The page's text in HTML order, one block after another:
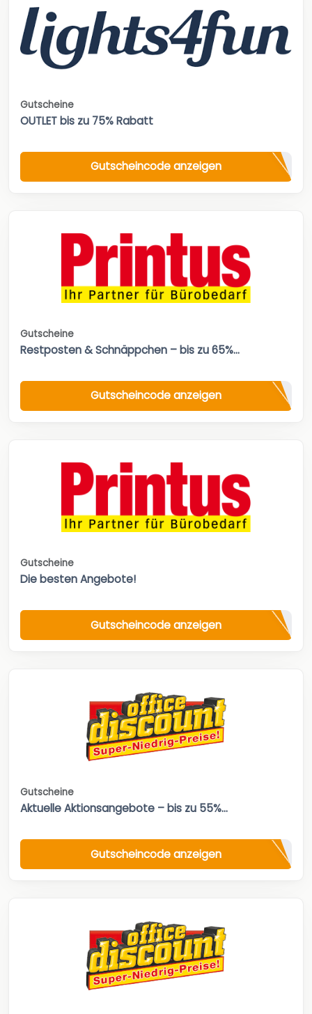
Gutscheine
OUTLET bis zu 75% Rabatt
Gutscheincode anzeigen
Gutscheine
Restposten & Schnäppchen – bis zu 65%...
Gutscheincode anzeigen
Gutscheine
Die besten Angebote!
Gutscheincode anzeigen
Gutscheine
Aktuelle Aktionsangebote – bis zu 55%...
Gutscheincode anzeigen